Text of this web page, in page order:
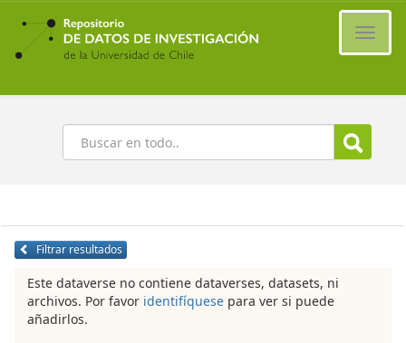
Ir
contenido
principal
Buscar
Filtrar resultados
Este dataverse no contiene dataverses, datasets, ni
archivos. Por favor identifíquese para ver si puede
añadirlos.